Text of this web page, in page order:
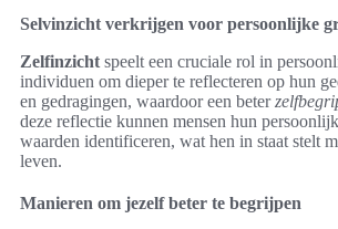
Selvinzicht verkrijgen voor persoonlijke
Zelfinzicht speelt een cruciale rol in
individuen om dieper te reflecteren op hun
en gedragingen, waardoor een beter
deze reflectie kunnen mensen hun
waarden identificeren, wat hen in staat stelt
leven.
Manieren om jezelf beter te begrijpen